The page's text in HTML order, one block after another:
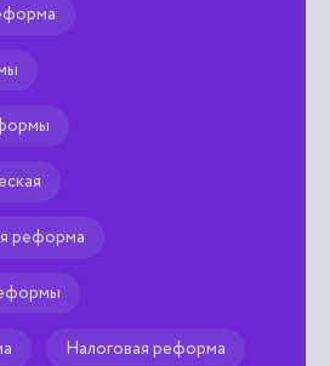
реформа
Налоговая реформа